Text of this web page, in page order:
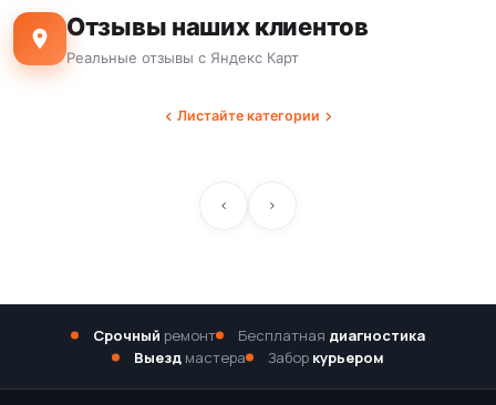
Отзывы наших клиентов
Реальные отзывы с Яндекс Карт
Листайте категории
Срочный ремонт Бесплатная диагностика
Выезд мастера Забор курьером